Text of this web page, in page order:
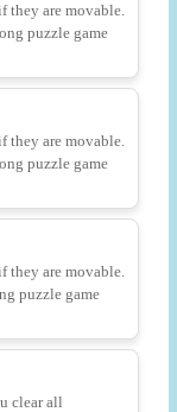
they are movable.
puzzle game
they are movable.
puzzle game
they are movable.
puzzle game
clear all